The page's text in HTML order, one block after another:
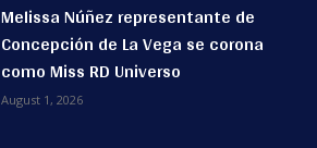
Melissa Núñez representante de
Concepción de La Vega se corona
como Miss RD Universo
August 1, 2026